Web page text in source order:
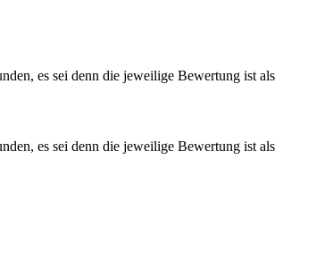
es sei denn die jeweilige Bewertung ist als
es sei denn die jeweilige Bewertung ist als